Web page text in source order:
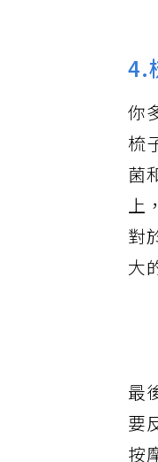
4.
你
梳
菌
上
對
大
最
要